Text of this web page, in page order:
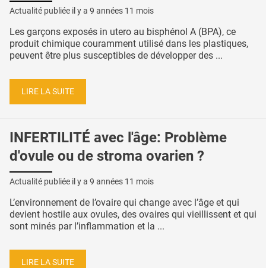
Actualité publiée il y a 9 années 11 mois
Les garçons exposés in utero au bisphénol A (BPA), ce
produit chimique couramment utilisé dans les plastiques,
peuvent être plus susceptibles de développer des ...
LIRE LA SUITE
INFERTILITÉ avec l'âge: Problème
d'ovule ou de stroma ovarien ?
Actualité publiée il y a 9 années 11 mois
L’environnement de l’ovaire qui change avec l’âge et qui
devient hostile aux ovules, des ovaires qui vieillissent et qui
sont minés par l’inflammation et la ...
LIRE LA SUITE